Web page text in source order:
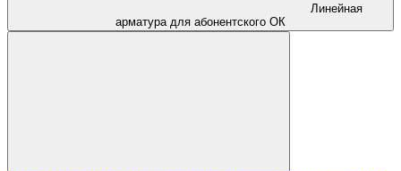
Линейная
арматура для абонентского ОК